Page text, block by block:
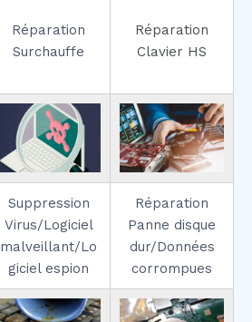
Réparation
Surchauffe
Réparation
Clavier HS
Suppression
Virus/Logiciel
malveillant/Lo
giciel espion
Réparation
Panne disque
dur/Données
corrompues